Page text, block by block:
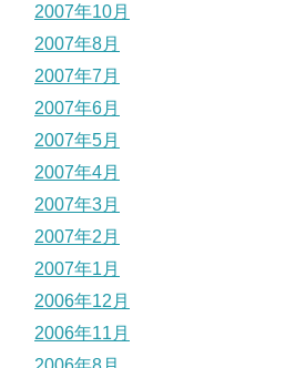
2007年10月
2007年8月
2007年7月
2007年6月
2007年5月
2007年4月
2007年3月
2007年2月
2007年1月
2006年12月
2006年11月